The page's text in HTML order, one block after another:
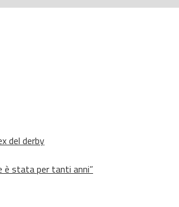
del derby
è stata per tanti anni”